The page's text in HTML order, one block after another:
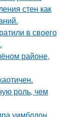
стен как
в своего
районе,
роль, чем